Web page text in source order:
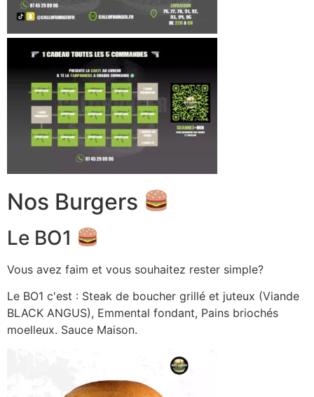
Nos Burgers
Le BO1
Vous avez faim et vous souhaitez rester simple?
Le BO1 c'est : Steak de boucher grillé et juteux (Viande
BLACK ANGUS), Emmental fondant, Pains briochés
moelleux. Sauce Maison.